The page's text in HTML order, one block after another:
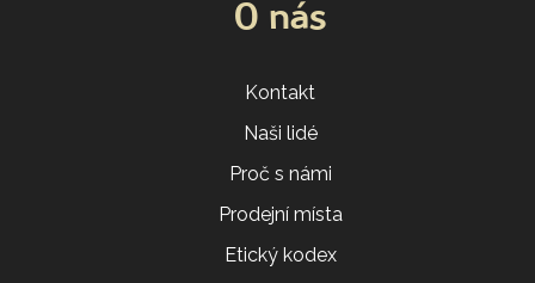
O nás
Kontakt
Naši lidé
Proč s námi
Prodejní místa
Etický kodex